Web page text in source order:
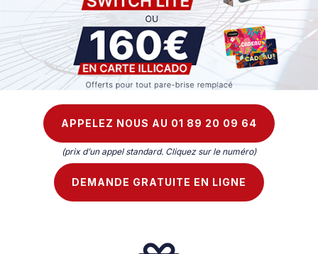
APPELEZ NOUS AU 01 89 20 09 64
(prix d’un appel standard. Cliquez sur le numéro)
DEMANDE GRATUITE EN LIGNE